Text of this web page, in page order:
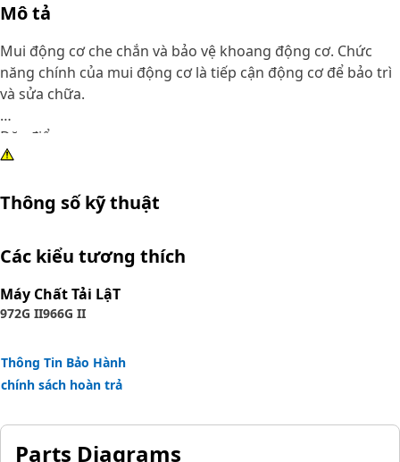
Mô tả
Mui động cơ che chắn và bảo vệ khoang động cơ. Chức
năng chính của mui động cơ là tiếp cận động cơ để bảo trì
và sửa chữa.
Đặc điểm:
• Được sản xuất theo thông số kỹ thuật chính xác và được
• Được thiết kế chắc chắn và cứng nhắc để bảo vệ động cơ
và nhiệt độ khắc nghiệt
Ứng dụng:
Mui động cơ được sử dụng để bảo vệ động cơ khỏi các yếu
Thông số kỹ thuật
Các kiểu tương thích
Máy Chất Tải LậT
972G II966G II
Thông Tin Bảo Hành
chính sách hoàn trả
Parts Diagrams